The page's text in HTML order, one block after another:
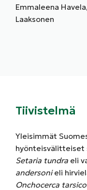
Emmaleena
Laaksonen
Tiivistelmä
Yleisimmät
hyönteisvälitteiset
Setaria tundra eli
andersonieli
Onchocerca